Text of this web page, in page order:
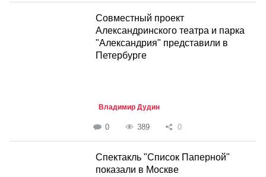
Совместный проект
Александринского театра и парка
"Александрия" представили в
Петербурге
Владимир Дудин
0 389 0
Спектакль "Список Паперной"
показали в Москве